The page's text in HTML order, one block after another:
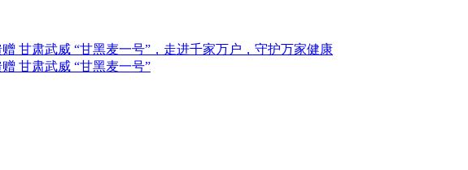
甘肃武威 “甘黑麦一号”，走进千家万户，守护万家健康
甘肃武威 “甘黑麦一号”